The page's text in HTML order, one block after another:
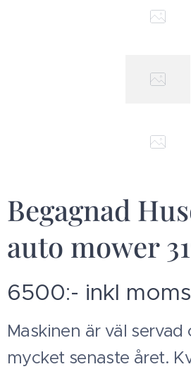
Begagnad
auto mower
6500:- inkl moms
Maskinen är väl
mycket senaste året.